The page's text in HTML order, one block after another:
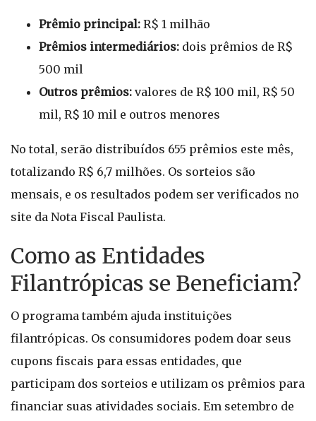
Prêmio principal: R$ 1 milhão
Prêmios intermediários: dois prêmios de R$
500 mil
Outros prêmios: valores de R$ 100 mil, R$ 50
mil, R$ 10 mil e outros menores
No total, serão distribuídos 655 prêmios este mês,
totalizando R$ 6,7 milhões. Os sorteios são
mensais, e os resultados podem ser verificados no
site da Nota Fiscal Paulista.
Como as Entidades
Filantrópicas se Beneficiam?
O programa também ajuda instituições
filantrópicas. Os consumidores podem doar seus
cupons fiscais para essas entidades, que
participam dos sorteios e utilizam os prêmios para
financiar suas atividades sociais. Em setembro de